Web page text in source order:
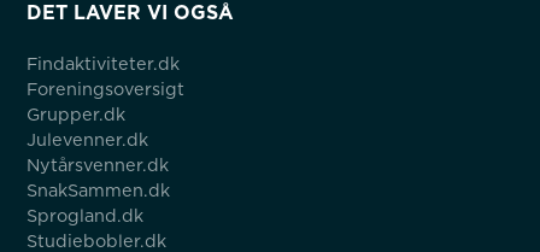
DET LAVER VI OGSÅ
Findaktiviteter.dk
Foreningsoversigt
Grupper.dk
Julevenner.dk
Nytårsvenner.dk
SnakSammen.dk
Sprogland.dk
Studiebobler.dk